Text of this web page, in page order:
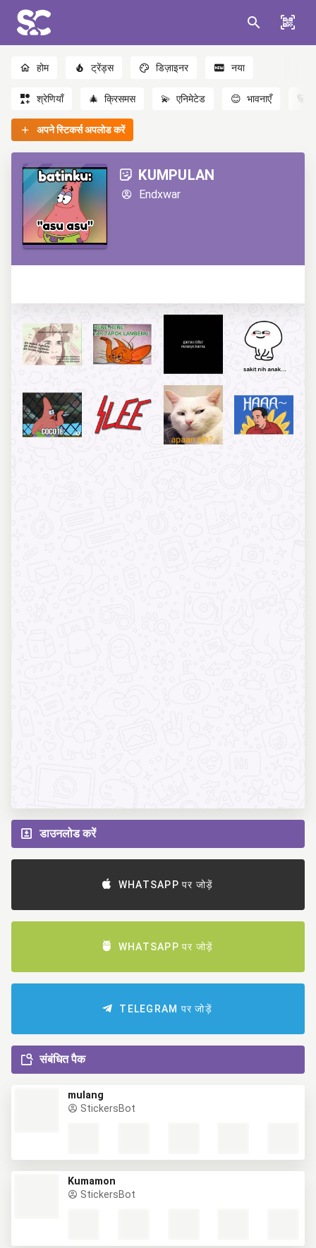
होम ट्रेंड्स डिज़ाइनर नया
श्रेणियाँ 🎄 क्रिसमस 💫 एनिमेटेड 😊 भावनाएँ 🐻
अपने स्टिकर्स अपलोड करें
KUMPULAN
Endxwar
डाउनलोड करें
WHATSAPP पर जोड़ें
WHATSAPP पर जोड़ें
TELEGRAM पर जोड़ें
संबंधित पैक
mulang
StickersBot
Kumamon
StickersBot